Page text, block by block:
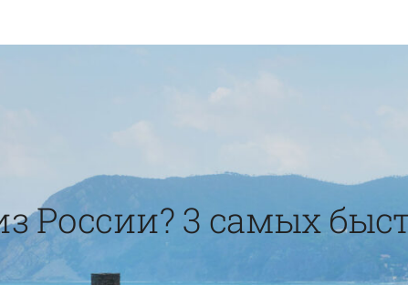
России? 3 самых